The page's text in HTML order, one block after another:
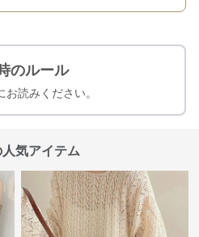
のルール
お読みください。
気アイテム